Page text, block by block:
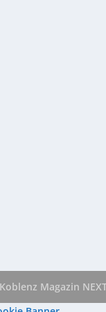
Magazin